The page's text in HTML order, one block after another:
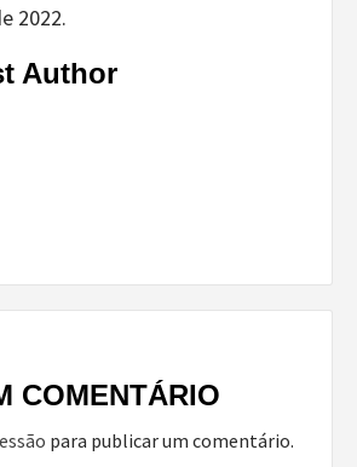
2022.
Author
COMENTÁRIO
para publicar um comentário.